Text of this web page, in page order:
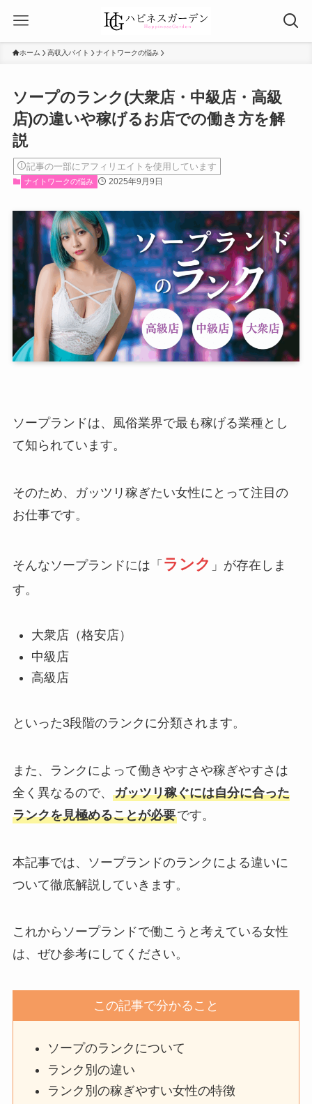
ホーム 高収入バイト ナイトワークの悩み
ソープのランク(大衆店・中級店・高級
店)の違いや稼げるお店での働き方を解
説
記事の一部にアフィリエイトを使用しています
ナイトワークの悩み 2025年9月9日
ソープランドは、風俗業界で最も稼げる業種とし
て知られています。
そのため、ガッツリ稼ぎたい女性にとって注目の
お仕事です。
そんなソープランドには「 ランク 」が存在しま
す。
大衆店（格安店）
中級店
高級店
といった3段階のランクに分類されます。
また、ランクによって働きやすさや稼ぎやすさは
全く異なるので、 ガッツリ稼ぐには自分に合った
ランクを見極めることが必要です。
本記事では、ソープランドのランクによる違いに
ついて徹底解説していきます。
これからソープランドで働こうと考えている女性
は、ぜひ参考にしてください。
この記事で分かること
ソープのランクについて
ランク別の違い
ランク別の稼ぎやすい女性の特徴